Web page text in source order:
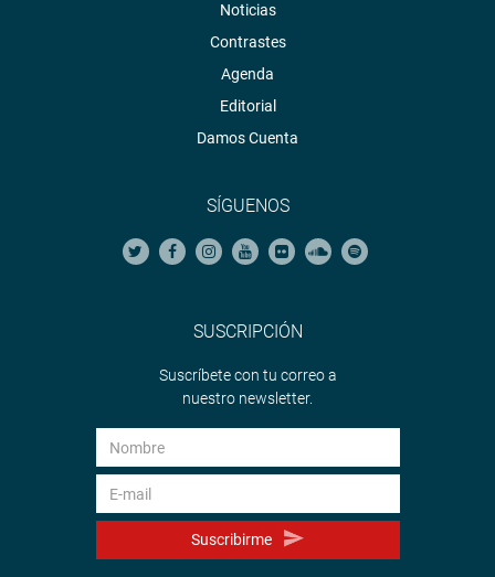
Noticias
Contrastes
Agenda
Editorial
Damos Cuenta
SÍGUENOS
SUSCRIPCIÓN
Suscríbete con tu correo a
nuestro newsletter.
Suscribirme